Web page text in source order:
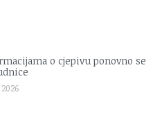
o cjepivu ponovno se